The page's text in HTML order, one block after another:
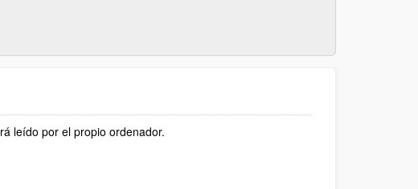
leído por el propio ordenador.